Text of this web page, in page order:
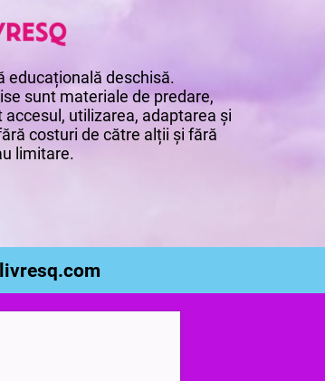
educațională deschisă.
sunt materiale de predare,
utilizarea, adaptarea și
costuri de către alții și fără
limitare.